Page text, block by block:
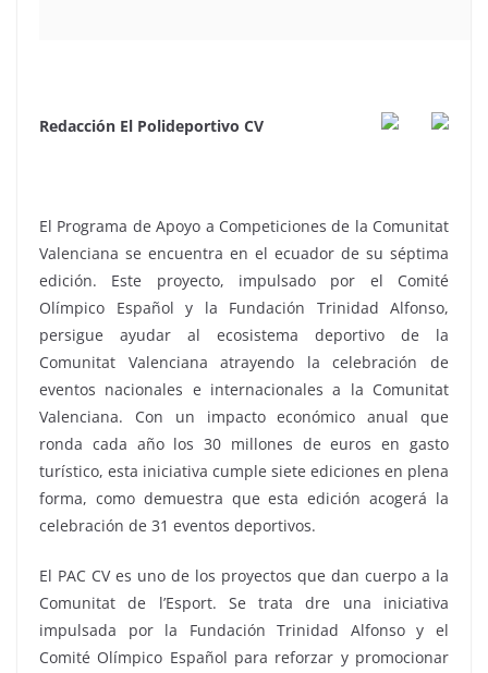
Redacción El Polideportivo CV
El Programa de Apoyo a Competiciones de la Comunitat
Valenciana se encuentra en el ecuador de su séptima
edición. Este proyecto, impulsado por el Comité
Olímpico Español y la Fundación Trinidad Alfonso,
persigue ayudar al ecosistema deportivo de la
Comunitat Valenciana atrayendo la celebración de
eventos nacionales e internacionales a la Comunitat
Valenciana. Con un impacto económico anual que
ronda cada año los 30 millones de euros en gasto
turístico, esta iniciativa cumple siete ediciones en plena
forma, como demuestra que esta edición acogerá la
celebración de 31 eventos deportivos.
El PAC CV es uno de los proyectos que dan cuerpo a la
Comunitat de l’Esport. Se trata dre una iniciativa
impulsada por la Fundación Trinidad Alfonso y el
Comité Olímpico Español para reforzar y promocionar